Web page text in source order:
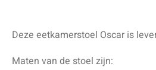
Deze eetkamerstoel Oscar is
Maten van de stoel zijn: